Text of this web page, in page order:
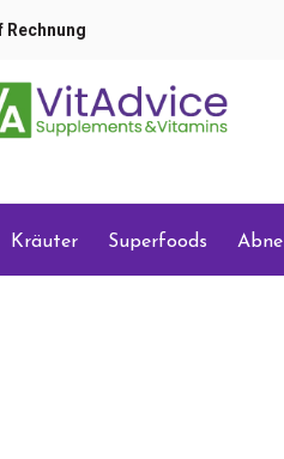
Rechnung
Kräuter Superfoods